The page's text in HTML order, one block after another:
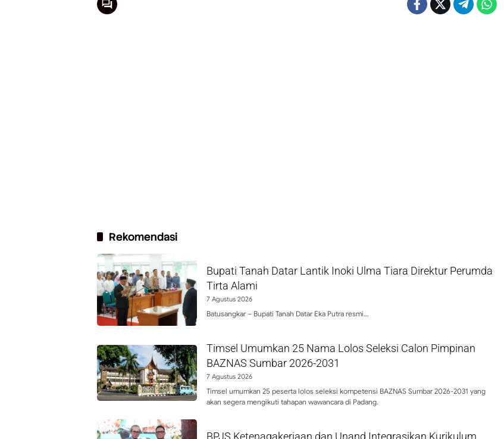
Rekomendasi
Bupati Tanah Datar Lantik Inoki Ulma Tiara Direktur Perumda
Tirta Alami
7 Agustus 2026
Batusangkar – Bupati Tanah Datar Eka Putra resmi…
Timsel Umumkan 25 Nama Lolos Seleksi Calon Pimpinan
BAZNAS Sumbar 2026-2031
7 Agustus 2026
Timsel umumkan 25 peserta lolos seleksi kompetensi BAZNAS Sumbar 2026-2031 yang
akan segera mengikuti tahapan wawancara di Padang.